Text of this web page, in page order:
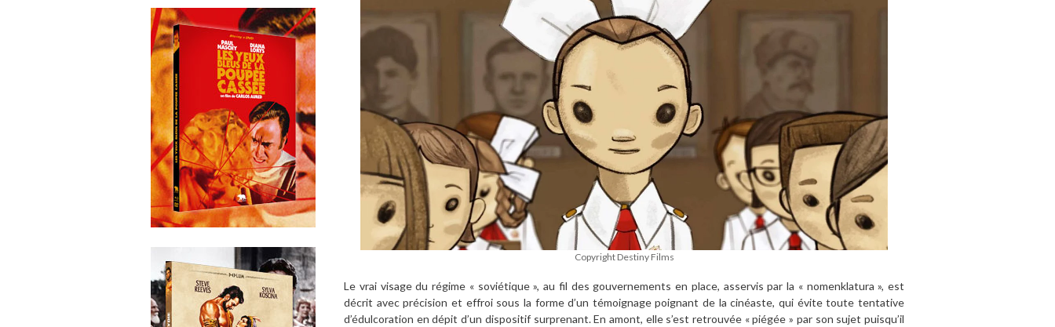
Copyright Destiny Films
Le vrai visage du régime « soviétique », au fil des gouvernements en place, asservis par la « nomenklatura », est
décrit avec précision et effroi sous la forme d’un témoignage poignant de la cinéaste, qui évite toute tentative
d’édulcoration en dépit d’un dispositif surprenant. En amont, elle s’est retrouvée « piégée » par son sujet puisqu’il